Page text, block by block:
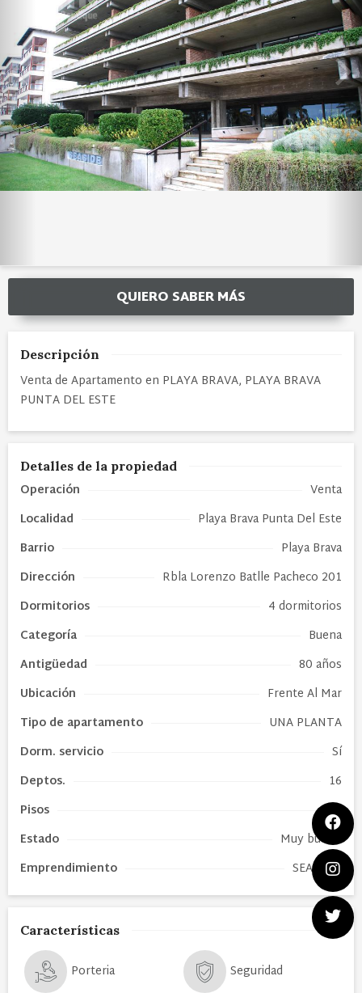
QUIERO SABER MÁS
Descripción
Venta de Apartamento en PLAYA BRAVA, PLAYA BRAVA
PUNTA DEL ESTE
Detalles de la propiedad
Operación
Venta
Localidad
Playa Brava Punta Del Este
Barrio
Playa Brava
Dirección
Rbla Lorenzo Batlle Pacheco 201
Dormitorios
4 dormitorios
Categoría
Buena
Antigüedad
80 años
Ubicación
Frente Al Mar
Tipo de apartamento
UNA PLANTA
Dorm. servicio
Sí
Deptos.
16
Pisos
4
Estado
Muy bueno
Emprendimiento
SEA SIDE
Características
Porteria Seguridad